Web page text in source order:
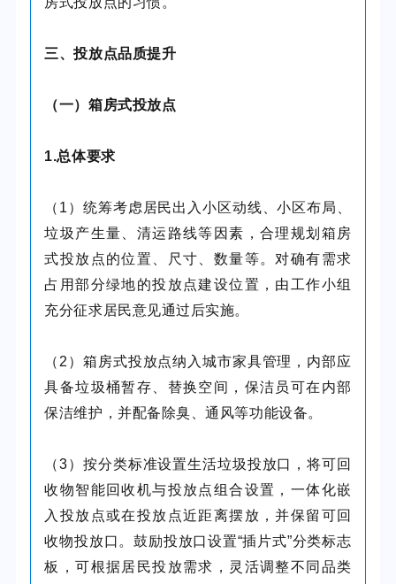
三、投放点品质提升
（一）箱房式投放点
1.总体要求
（1）统筹考虑居民出入小区动线、小区布局、
垃圾产生量、清运路线等因素，合理规划箱房
式投放点的位置、尺寸、数量等。对确有需求
占用部分绿地的投放点建设位置，由工作小组
充分征求居民意见通过后实施。
（2）箱房式投放点纳入城市家具管理，内部应
具备垃圾桶暂存、替换空间，保洁员可在内部
保洁维护，并配备除臭、通风等功能设备。
（3）按分类标准设置生活垃圾投放口，将可回
收物智能回收机与投放点组合设置，一体化嵌
入投放点或在投放点近距离摆放，并保留可回
收物投放口。鼓励投放口设置“插片式”分类标志
板，可根据居民投放需求，灵活调整不同品类